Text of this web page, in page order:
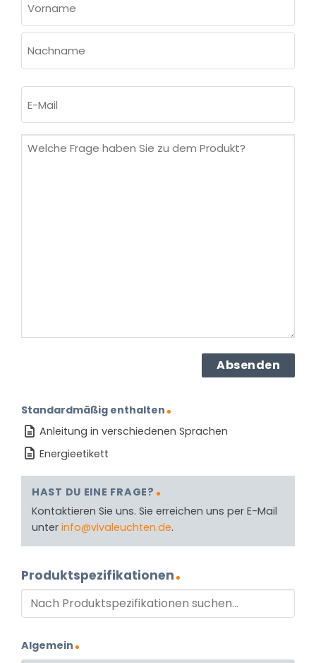
(ERFORDERLICH)
Vorname
Mail
Welche
Standardmäßig enthalten
Anleitung in verschiedenen Sprachen
Energieetikett
HAST DU EINE FRAGE?
Kontaktieren Sie uns. Sie erreichen uns per E-Mail
unter info@vivaleuchten.de.
Produktspezifikationen
Algemein